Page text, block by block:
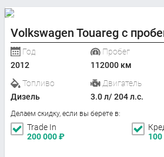
Volkswagen Touareg с
Год
2012
Пробег
112000 км
Топливо
Дизель
Двигатель
3.0 л/ 204 л.с.
Делаем скидку, если вы берете в:
Trade In
200 000₽
100